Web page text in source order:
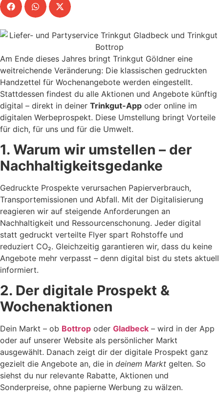
Am Ende dieses Jahres bringt Trinkgut Göldner eine
weitreichende Veränderung: Die klassischen gedruckten
Handzettel für Wochenangebote werden eingestellt.
Stattdessen findest du alle Aktionen und Angebote künftig
digital – direkt in deiner Trinkgut-App oder online im
digitalen Werbeprospekt. Diese Umstellung bringt Vorteile
für dich, für uns und für die Umwelt.
1. Warum wir umstellen – der
Nachhaltigkeitsgedanke
Gedruckte Prospekte verursachen Papierverbrauch,
Transportemissionen und Abfall. Mit der Digitalisierung
reagieren wir auf steigende Anforderungen an
Nachhaltigkeit und Ressourcenschonung. Jeder digital
statt gedruckt verteilte Flyer spart Rohstoffe und
reduziert CO₂. Gleichzeitig garantieren wir, dass du keine
Angebote mehr verpasst – denn digital bist du stets aktuell
informiert.
2. Der digitale Prospekt &
Wochenaktionen
Dein Markt – ob Bottrop oder Gladbeck – wird in der App
oder auf unserer Website als persönlicher Markt
ausgewählt. Danach zeigt dir der digitale Prospekt ganz
gezielt die Angebote an, die in deinem Markt gelten. So
siehst du nur relevante Rabatte, Aktionen und
Sonderpreise, ohne papierne Werbung zu wälzen.